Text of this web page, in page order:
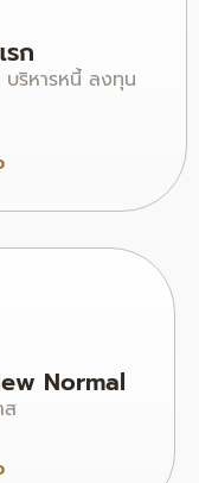
รก
บริหารหนี้ ลงทุน
Normal
ส